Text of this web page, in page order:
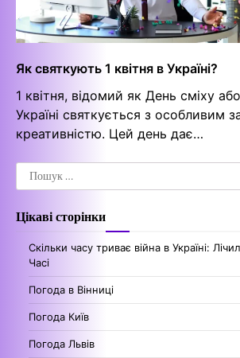
Як святкують 1 квітня в Україні?
1 квітня, відомий як День сміху
Україні святкується з особливим
креативністю. Цей день дає…
Пошук:
Цікаві сторінки
Скільки часу триває війна в Україні:
Часі
Погода в Вінниці
Погода Київ
Погода Львів